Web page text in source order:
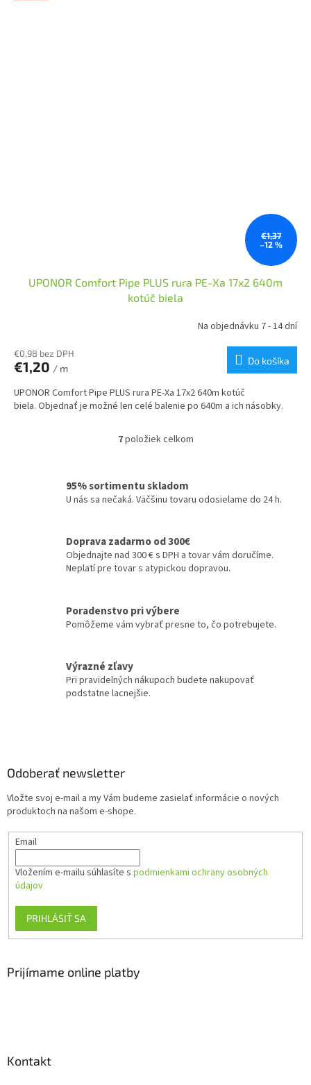
€1,37
–12 %
UPONOR Comfort Pipe PLUS rura PE-Xa 17x2 640m
kotúč biela
Na objednávku 7 - 14 dní
€0,98 bez DPH
€1,20 / m
Do košíka
UPONOR Comfort Pipe PLUS rura PE-Xa 17x2 640m kotúč
biela. Objednať je možné len celé balenie po 640m a ich násobky.
O
á
d
i
e
p
r
k
y
v
s
7položiek celkom
95% sortimentu skladom
U nás sa nečaká. Väčšinu tovaru odosielame do 24 h.
Doprava zadarmo od 300€
Objednajte nad 300 € s DPH a tovar vám doručíme.
Neplatí pre tovar s atypickou dopravou.
Poradenstvo pri výbere
Pomôžeme vám vybrať presne to, čo potrebujete.
Výrazné zľavy
Pri pravidelných nákupoch budete nakupovať
podstatne lacnejšie.
Odoberať newsletter
Vložte svoj e-mail a my Vám budeme zasielať informácie o nových
produktoch na našom e-shope.
Email
Vložením e-mailu súhlasíte s podmienkami ochrany osobných
údajov
PRIHLÁSIŤ SA
Prijímame online platby
Kontakt